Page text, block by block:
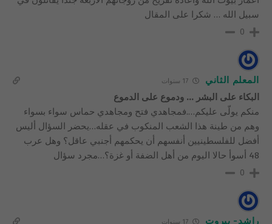
سبيل الله … شكرا على المقال
0
المعلم الثاني 17 سنوات
البكاء على البشر … ودموع على الدموع
منكم يولّى عليكم….فمجاهدي فتح ومجاهدي حماس سواء بسواء
وهم من طينة هذا الشعب المنكوب في عقله…يحضر السؤال أليس
أفضل للفلسطينيين أنفسهم أن يحكمهم أجنبي عاقل؟ وهل عرب
48 أسوأ حالا اليوم من أهل الضفة أو غزة؟…مجرد سؤال
0
راشد- بيروت